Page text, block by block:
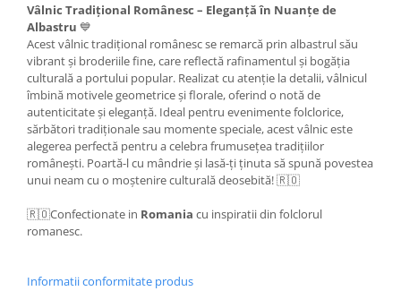
Vâlnic Tradițional Românesc – Eleganță în Nuanțe de
Albastru 💙
Acest vâlnic tradițional românesc se remarcă prin albastrul său
vibrant și broderiile fine, care reflectă rafinamentul și bogăția
culturală a portului popular. Realizat cu atenție la detalii, vâlnicul
îmbină motivele geometrice și florale, oferind o notă de
autenticitate și eleganță. Ideal pentru evenimente folclorice,
sărbători tradiționale sau momente speciale, acest vâlnic este
alegerea perfectă pentru a celebra frumusețea tradițiilor
românești. Poartă-l cu mândrie și lasă-ți ținuta să spună povestea
unui neam cu o moștenire culturală deosebită! 🇷🇴
🇷🇴Confectionate in Romania cu inspiratii din folclorul
romanesc.
Informatii conformitate produs